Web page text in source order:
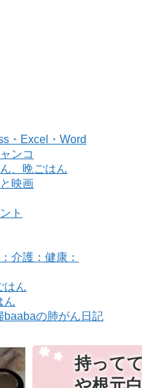
・Excel・Word
ンコ
、晩ごはん
映画
ト
介護：健康：
はん
ん
baabaの肺がん日記
持って